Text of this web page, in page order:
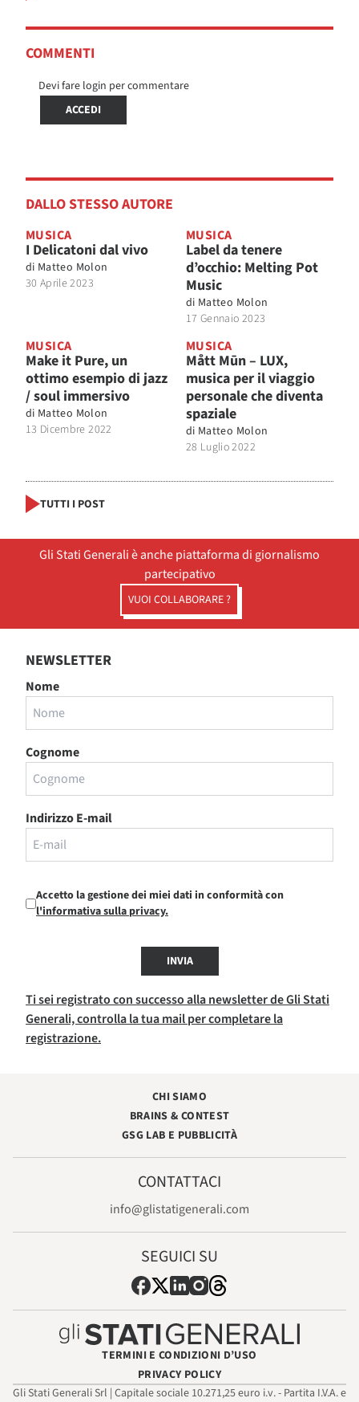
COMMENTI
Devi fare login per commentare
ACCEDI
DALLO STESSO AUTORE
MUSICA
I Delicatoni dal vivo
di Matteo Molon
30 Aprile 2023
MUSICA
Label da tenere
d’occhio: Melting Pot
Music
di Matteo Molon
17 Gennaio 2023
MUSICA
Make it Pure, un
ottimo esempio di jazz
/ soul immersivo
di Matteo Molon
13 Dicembre 2022
MUSICA
Mått Mūn – LUX,
musica per il viaggio
personale che diventa
spaziale
di Matteo Molon
28 Luglio 2022
TUTTI I POST
Gli Stati Generali è anche piattaforma di giornalismo
partecipativo
VUOI COLLABORARE ?
NEWSLETTER
Nome
Cognome
Indirizzo E-mail
Accetto la gestione dei miei dati in conformità con
l'informativa sulla privacy.
INVIA
Ti sei registrato con successo alla newsletter de Gli Stati
Generali, controlla la tua mail per completare la
registrazione.
CHI SIAMO
BRAINS & CONTEST
GSG LAB E PUBBLICITÀ
CONTATTACI
info@glistatigenerali.com
SEGUICI SU
TERMINI E CONDIZIONI D’USO
PRIVACY POLICY
Gli Stati Generali Srl | Capitale sociale 10.271,25 euro i.v. - Partita I.V.A. e